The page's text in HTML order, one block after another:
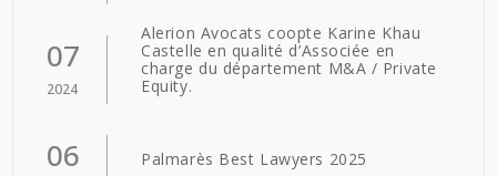
07
2024
Alerion Avocats coopte Karine Khau
Castelle en qualité d’Associée en
charge du département M&A / Private
Equity.
06 Palmarès Best Lawyers 2025